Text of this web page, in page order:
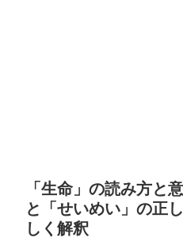
「生命」の読み方と
と「せいめい」の正
しく解釈